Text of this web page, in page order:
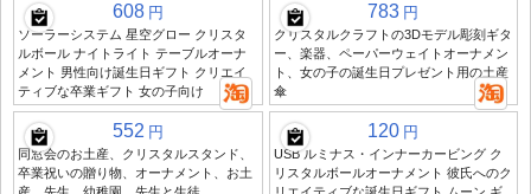
608 円
ソーラーシステム 星空グロー クリスタ
ルボール ナイトライト テーブルオーナ
メント 男性向け誕生日ギフト クリエイ
ティブな卒業ギフト 女の子向け
783 円
クリスタルクラフトの3Dモデル彫刻ギタ
ー、楽器、ペーパーウェイトオーナメン
ト、女の子の誕生日プレゼント用の土産
傘
552 円
同窓会のお土産、クリスタルスタンド、
卒業祝いの贈り物、オーナメント、お土
120 円
USB ルミナス・インナーカービング ク
リスタルボールオーナメント 彼氏へのク